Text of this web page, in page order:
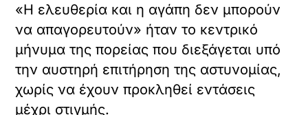
«Η ελευθερία και η αγάπη δεν μπορούν
να απαγορευτούν» ήταν το κεντρικό
μήνυμα της πορείας που διεξάγεται υπό
την αυστηρή επιτήρηση της αστυνομίας,
χωρίς να έχουν προκληθεί εντάσεις
μέχρι στιγμής.